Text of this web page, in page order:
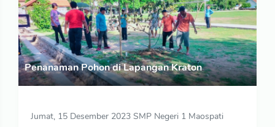
Penanaman Pohon di Lapangan Kraton
Jumat, 15 Desember 2023 SMP Negeri 1 Maospati